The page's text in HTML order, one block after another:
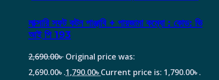
লাক্সারি সফট কটন পাঞ্জাবি + পায়জামা কম্বো : কোড: ভি
আই পি 193
2,690.00৳ Original price was:
2,690.00৳ .1,790.00৳Current price is: 1,790.00৳ .